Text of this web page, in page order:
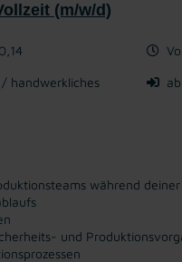
(m/w/d)
handwerkliches
während
und